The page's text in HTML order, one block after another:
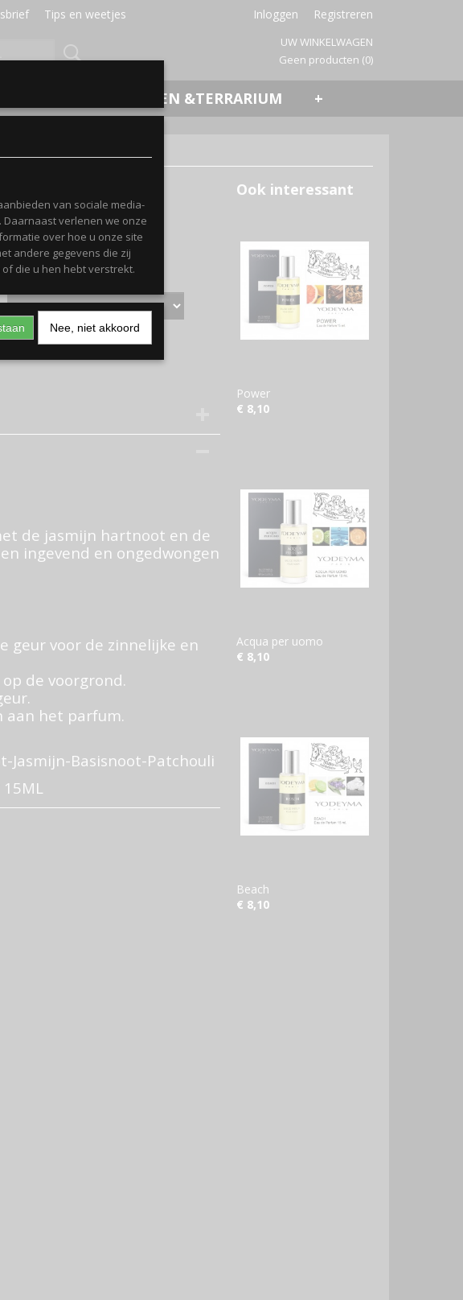
Tips en weetjes Inloggen Registreren
UW WINKELWAGEN
Geen producten (0)
VISSEN &TERRARIUM +
de jasmijn hartnoot en de
ingevend en ongedwongen
geur voor de zinnelijke en
de voorgrond.
aan het parfum.
Jasmijn-Basisnoot-Patchouli
Ook interessant
Power
€ 8,10
Acqua per uomo
€ 8,10
Beach
€ 8,10
van sociale media-
verlenen we onze
over hoe u onze site
andere gegevens die zij
die u hen hebt verstrekt.
Nee, niet akkoord